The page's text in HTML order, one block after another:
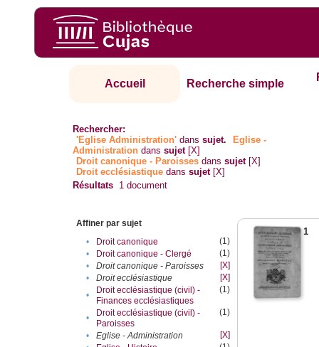
Accueil Recherche simple
Rechercher:
'Eglise Administration' danssujet.
Eglise -
Administration danssujet [X]
Droit canonique - Paroisses danssujet [X]
Droit ecclésiastique danssujet [X]
Résultats 1 document
Affiner par sujet
•
Droit canonique
(1)
•
Droit canonique - Clergé
(1)
•
Droit canonique - Paroisses
[X]
•
Droit ecclésiastique
[X]
•
Droit ecclésiastique (civil) -
Finances ecclésiastiques
(1)
•
Droit ecclésiastique (civil) -
Paroisses
(1)
• Eglise - Administration
[X]
1